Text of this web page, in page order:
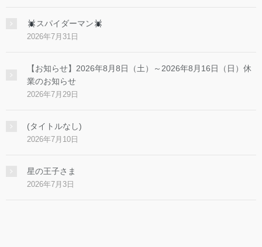
スパイダーマン
2026年7月31日
【お知らせ】2026年8月8日（土）～2026年8月16日（日）休
業のお知らせ
2026年7月29日
(タイトルなし)
2026年7月10日
星の王子さま
2026年7月3日